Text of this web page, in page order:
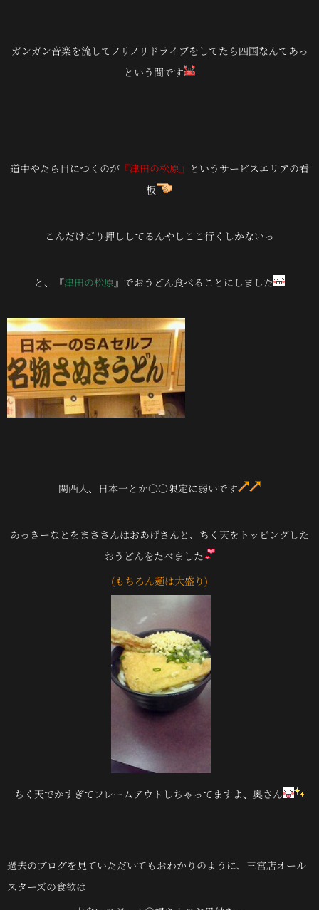
ガンガン音楽を流してノリノリドライブをしてたら四国なんてあっ
という間です
道中やたら目につくのが 『津田の松原』 というサービスエリアの看
板
こんだけごり押ししてるんやしここ行くしかないっ
と、『津田の松原』でおうどん食べることにしました
関西人、日本一とか○○限定に弱いです
あっきーなとをまささんはおあげさんと、ちく天をトッピングした
おうどんをたべました
(もちろん麺は大盛り)
ちく天でかすぎてフレームアウトしちゃってますよ、奥さん
過去のブログを見ていただいてもおわかりのように、三宮店オール
スターズの食欲は